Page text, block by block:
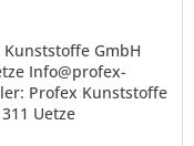
GmbH
Info@profex-
Profex Kunststoffe
Uetze